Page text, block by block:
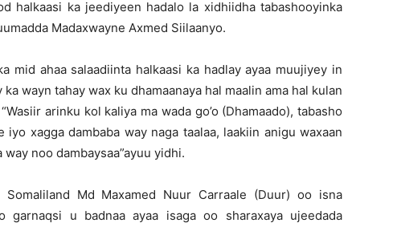
halkaasi ka jeediyeen hadalo la xidhiidha tabashooyinka
Madaxwayne Axmed Siilaanyo.
mid ahaa salaadiinta halkaasi ka hadlay ayaa muujiyey in
wayn tahay wax ku dhamaanaya hal maalin ama hal kulan
arinku kol kaliya ma wada go’o (Dhamaado), tabasho
iyo xagga dambaba way naga taalaa, laakiin anigu waxaan
noo dambaysaa”ayuu yidhi.
Somaliland Md Maxamed Nuur Carraale (Duur) oo isna
garnaqsi u badnaa ayaa isaga oo sharaxaya ujeedada